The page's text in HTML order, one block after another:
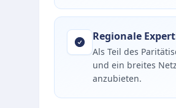
Regionale
Als Teil des
und ein breites
anzubieten.